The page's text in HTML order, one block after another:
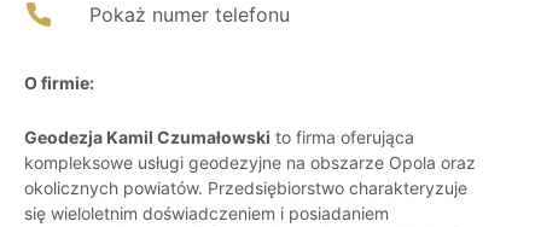
Pokaż numer telefonu
O firmie:
Geodezja Kamil Czumałowski to firma oferująca
kompleksowe usługi geodezyjne na obszarze Opola oraz
okolicznych powiatów. Przedsiębiorstwo charakteryzuje
się wieloletnim doświadczeniem i posiadaniem